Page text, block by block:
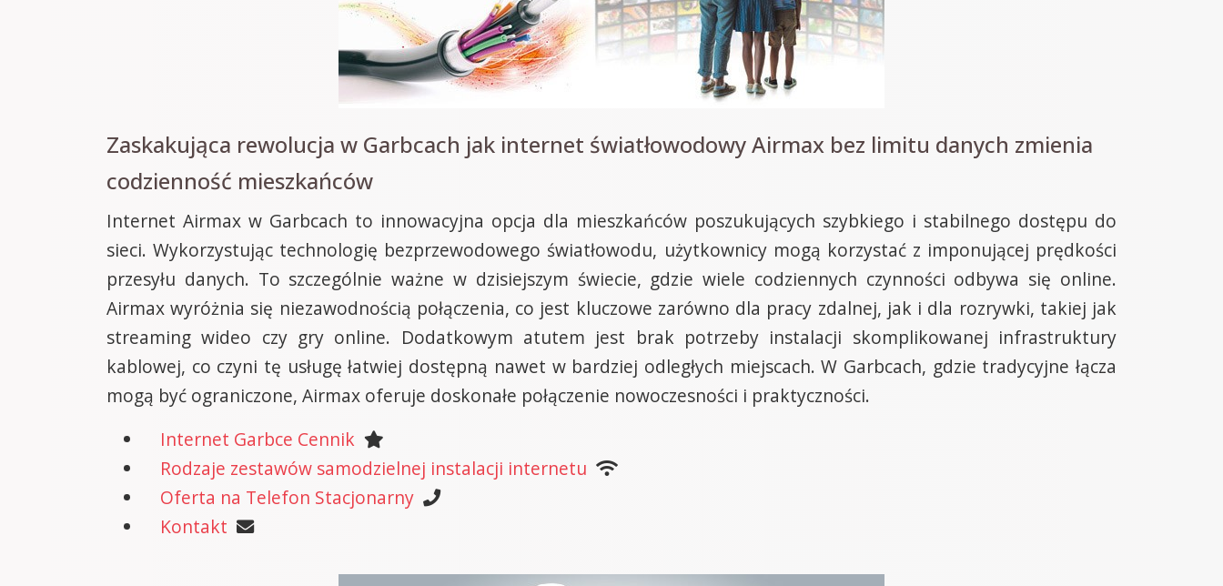
Zaskakująca rewolucja w Garbcach jak internet światłowodowy Airmax bez limitu danych zmienia
codzienność mieszkańców
Internet Airmax w Garbcach to innowacyjna opcja dla mieszkańców poszukujących szybkiego i stabilnego dostępu do
sieci. Wykorzystując technologię bezprzewodowego światłowodu, użytkownicy mogą korzystać z imponującej prędkości
przesyłu danych. To szczególnie ważne w dzisiejszym świecie, gdzie wiele codziennych czynności odbywa się online.
Airmax wyróżnia się niezawodnością połączenia, co jest kluczowe zarówno dla pracy zdalnej, jak i dla rozrywki, takiej jak
streaming wideo czy gry online. Dodatkowym atutem jest brak potrzeby instalacji skomplikowanej infrastruktury
kablowej, co czyni tę usługę łatwiej dostępną nawet w bardziej odległych miejscach. W Garbcach, gdzie tradycyjne łącza
mogą być ograniczone, Airmax oferuje doskonałe połączenie nowoczesności i praktyczności.
Internet Garbce Cennik
Rodzaje zestawów samodzielnej instalacji internetu
Oferta na Telefon Stacjonarny
Kontakt